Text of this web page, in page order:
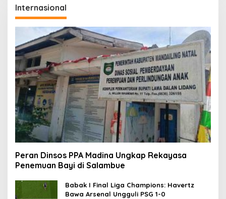
Internasional
Peran Dinsos PPA Madina Ungkap Rekayasa
Penemuan Bayi di Salambue
Babak I Final Liga Champions: Havertz
Bawa Arsenal Ungguli PSG 1-0